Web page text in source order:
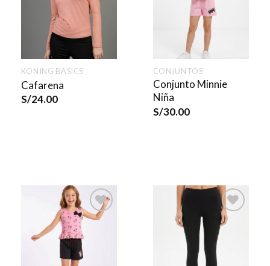
KONING BASICS
Cafarena
S/24.00
CONJUNTOS
Conjunto Minnie
Niña
S/30.00